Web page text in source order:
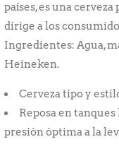
países, es una
dirige a los
Ingredientes: Agua,
Heineken.
Cerveza tipo y
Reposa en
presión óptima a la